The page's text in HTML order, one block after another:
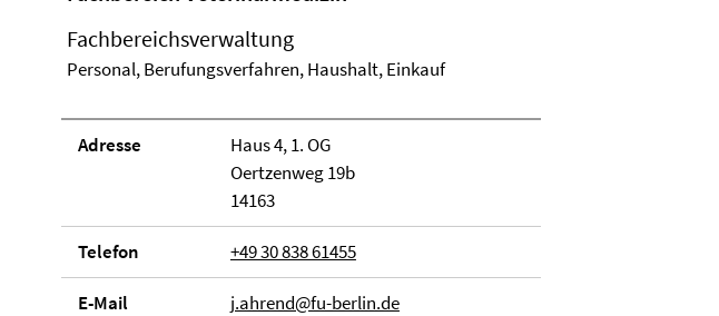
Fachbereichsverwaltung
Personal, Berufungsverfahren, Haushalt, Einkauf
Adresse
Haus 4, 1. OG
Oertzenweg 19b
14163
Telefon +49 30 838 61455
E-Mail j.ahrend@fu-berlin.de